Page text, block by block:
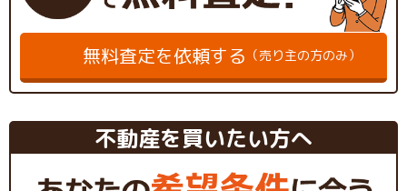
無料査定を依頼する （売り主の方のみ）
不動産を買いたい方へ